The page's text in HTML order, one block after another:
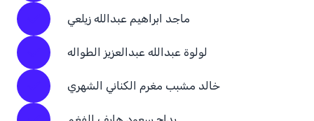
ماجد ابراهيم عبدالله زيلعي
لولوة عبدالله عبدالعزيز الطواله
خالد مشبب مغرم الكناني الشهري